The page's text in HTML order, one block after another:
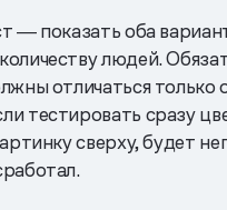
― показать оба
людей.
отличаться только
тестировать сразу
сверху, будет